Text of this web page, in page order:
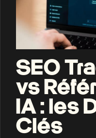
SEO
vs
IA : les
Clés